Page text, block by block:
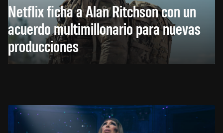
Netflix ficha a Alan Ritchson con un
acuerdo multimillonario para nuevas
producciones